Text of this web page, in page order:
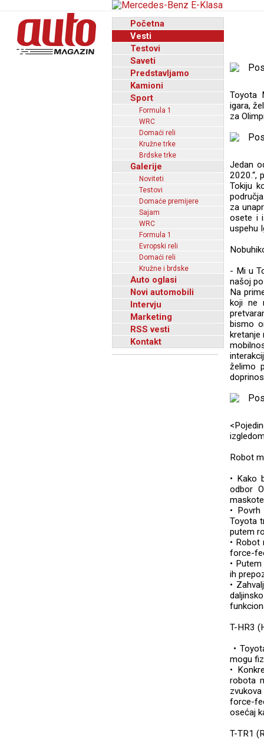
Početna
Vesti
Testovi
Saveti
Predstavljamo
Kamioni
Sport
Formula 1
WRC
Domaći reli
Kružne trke
Brdske trke
Galerije
Noviteti
Testovi
Domaće premijere
Sajam
WRC
Formula 1
Evropski reli
Domaći reli
Kružne i brdske
Auto oglasi
Novi automobili
Intervju
Marketing
RSS vesti
Kontakt
Toyota
igara,
za
Jedan
2020.“,
Tokiju
za
osete i
uspehu
- Mi u
našoj
Na
koji ne
bismo
kretanje
želimo
Robot
• Kako
odbor
•
Toyota
putem
•
force-
•
ih
•
T-HR3
•
mogu
•
robota
force-
osećaj
T-TR1